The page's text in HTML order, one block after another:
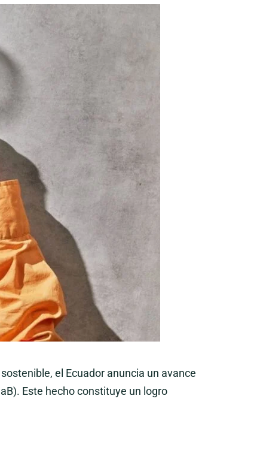
el Ecuador anuncia un avance
Este hecho constituye un logro